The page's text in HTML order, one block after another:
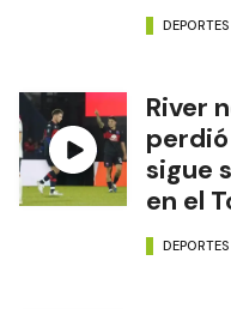
DEPORTES
River
sigue
en el
DEPORTES